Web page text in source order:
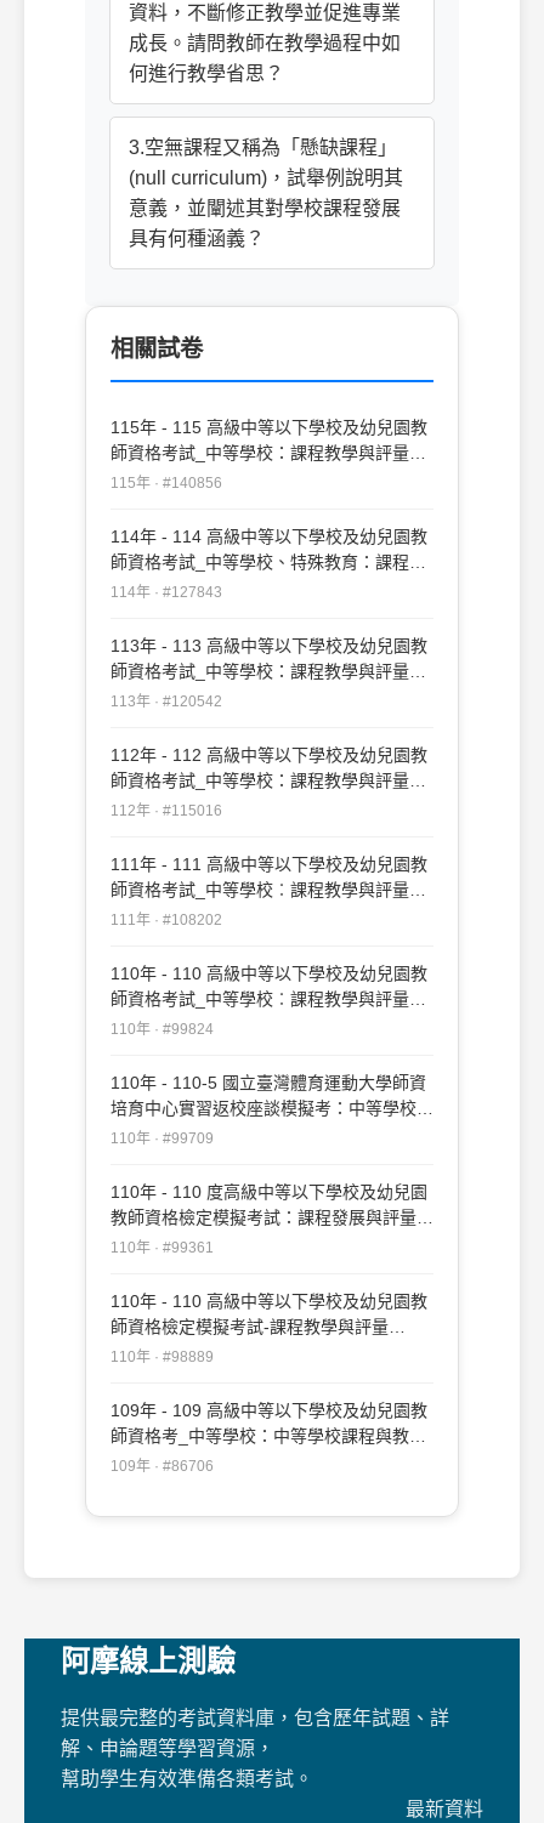
資料，不斷修正教學並促進專業
成長。請問教師在教學過程中如
何進行教學省思？
3.空無課程又稱為「懸缺課程」
(null curriculum)，試舉例說明其
意義，並闡述其對學校課程發展
具有何種涵義？
相關試卷
115年 - 115 高級中等以下學校及幼兒園教
師資格考試_中等學校：課程教學與評量
#140856
115年 · #140856
114年 - 114 高級中等以下學校及幼兒園教
師資格考試_中等學校、特殊教育：課程教
學與評量#127843
114年 · #127843
113年 - 113 高級中等以下學校及幼兒園教
師資格考試_中等學校：課程教學與評量
#120542
113年 · #120542
112年 - 112 高級中等以下學校及幼兒園教
師資格考試_中等學校：課程教學與評量
#115016
112年 · #115016
111年 - 111 高級中等以下學校及幼兒園教
師資格考試_中等學校︰課程教學與評量
#108202
111年 · #108202
110年 - 110 高級中等以下學校及幼兒園教
師資格考試_中等學校︰課程教學與評量
#99824
110年 · #99824
110年 - 110-5 國立臺灣體育運動大學師資
培育中心實習返校座談模擬考：中等學校課
程與教學#99709
110年 · #99709
110年 - 110 度高級中等以下學校及幼兒園
教師資格檢定模擬考試：課程發展與評量
#99361
110年 · #99361
110年 - 110 高級中等以下學校及幼兒園教
師資格檢定模擬考試-課程教學與評量
#98889
110年 · #98889
109年 - 109 高級中等以下學校及幼兒園教
師資格考_中等學校：中等學校課程與教學
#86706
109年 · #86706
阿摩線上測驗
提供最完整的考試資料庫，包含歷年試題、詳
解、申論題等學習資源，
幫助學生有效準備各類考試。
最新資料